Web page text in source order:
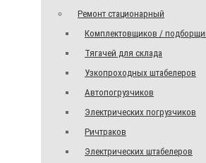
Ремонт стационарный
Комплектовщиков /
Тягачей для склада
Узкопроходных штабелеров
Автопогрузчиков
Электрических погрузчиков
Ричтраков
Электрических штабелеров